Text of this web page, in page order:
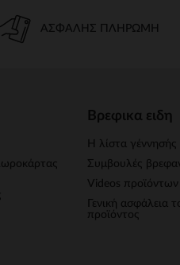
ΑΣΦΑΛΉΣ ΠΛΗΡΩΜΉ
Βρεφικα ειδη
Η λίστα
Συμβουλές
Videos
Γενική ασφάλεια
προϊόντος